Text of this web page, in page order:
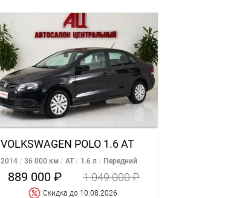
VOLKSWAGEN POLO 1.6 AT
2014 36 000 км AT 1.6 л Передний
889 000 ₽ 1 049 000 ₽
Cкидка до 10.08.2026